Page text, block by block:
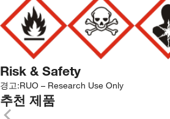
Risk & Safety
경고:RUO – Research Use Only
추천 제품